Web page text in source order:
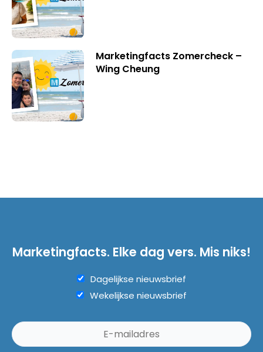
Marketingfacts Zomercheck –
Wing Cheung
Marketingfacts. Elke dag vers. Mis niks!
Dagelijkse nieuwsbrief
Wekelijkse nieuwsbrief